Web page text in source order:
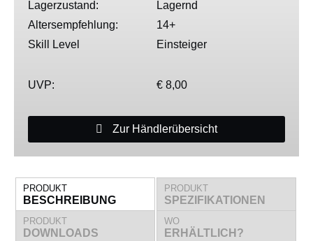
Lagerzustand:
Lagernd
Altersempfehlung:
14+
Skill Level
Einsteiger
UVP: € 8,00
Zur Händlerübersicht
PRODUKT
BESCHREIBUNG
PRODUKT
SPEZIFIKATIONEN
PRODUKT
DOWNLOADS
WO
ERHÄLTLICH?